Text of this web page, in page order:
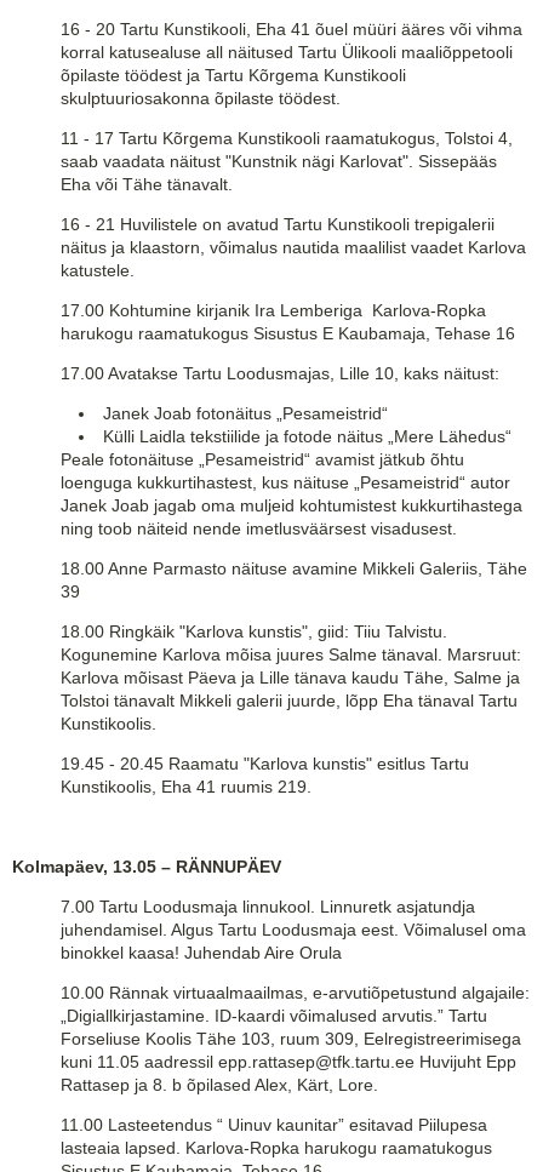
16 - 20 Tartu Kunstikooli, Eha 41 õuel müüri ääres või vihma
korral katusealuse all näitused Tartu Ülikooli maaliõppetooli
õpilaste töödest ja Tartu Kõrgema Kunstikooli
skulptuuriosakonna õpilaste töödest.
11 - 17 Tartu Kõrgema Kunstikooli raamatukogus, Tolstoi 4,
saab vaadata näitust "Kunstnik nägi Karlovat". Sissepääs
Eha või Tähe tänavalt.
16 - 21 Huvilistele on avatud Tartu Kunstikooli trepigalerii
näitus ja klaastorn, võimalus nautida maalilist vaadet Karlova
katustele.
17.00 Kohtumine kirjanik Ira Lemberiga Karlova-Ropka
harukogu raamatukogus Sisustus E Kaubamaja, Tehase 16
17.00 Avatakse Tartu Loodusmajas, Lille 10, kaks näitust:
Janek Joab fotonäitus „Pesameistrid“
Külli Laidla tekstiilide ja fotode näitus „Mere Lähedus“
Peale fotonäituse „Pesameistrid“ avamist jätkub õhtu
loenguga kukkurtihastest, kus näituse „Pesameistrid“ autor
Janek Joab jagab oma muljeid kohtumistest kukkurtihastega
ning toob näiteid nende imetlusväärsest visadusest.
18.00 Anne Parmasto näituse avamine Mikkeli Galeriis, Tähe
39
18.00 Ringkäik "Karlova kunstis", giid: Tiiu Talvistu.
Kogunemine Karlova mõisa juures Salme tänaval. Marsruut:
Karlova mõisast Päeva ja Lille tänava kaudu Tähe, Salme ja
Tolstoi tänavalt Mikkeli galerii juurde, lõpp Eha tänaval Tartu
Kunstikoolis.
19.45 - 20.45 Raamatu "Karlova kunstis" esitlus Tartu
Kunstikoolis, Eha 41 ruumis 219.
Kolmapäev, 13.05 – RÄNNUPÄEV
7.00 Tartu Loodusmaja linnukool. Linnuretk asjatundja
juhendamisel. Algus Tartu Loodusmaja eest. Võimalusel oma
binokkel kaasa! Juhendab Aire Orula
10.00 Rännak virtuaalmaailmas, e-arvutiõpetustund algajaile:
„Digiallkirjastamine. ID-kaardi võimalused arvutis.” Tartu
Forseliuse Koolis Tähe 103, ruum 309, Eelregistreerimisega
kuni 11.05 aadressil epp.rattasep@tfk.tartu.ee Huvijuht Epp
Rattasep ja 8. b õpilased Alex, Kärt, Lore.
11.00 Lasteetendus “ Uinuv kaunitar” esitavad Piilupesa
lasteaia lapsed. Karlova-Ropka harukogu raamatukogus